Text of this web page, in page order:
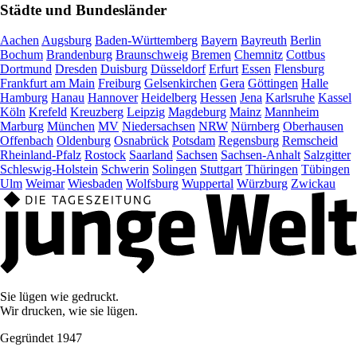
Städte und Bundesländer
Aachen Augsburg Baden-Württemberg Bayern Bayreuth Berlin
Bochum Brandenburg Braunschweig Bremen Chemnitz Cottbus
Dortmund Dresden Duisburg Düsseldorf Erfurt Essen Flensburg
Frankfurt am Main Freiburg Gelsenkirchen Gera Göttingen Halle
Hamburg Hanau Hannover Heidelberg Hessen Jena Karlsruhe Kassel
Köln Krefeld Kreuzberg Leipzig Magdeburg Mainz Mannheim
Marburg München MV Niedersachsen NRW Nürnberg Oberhausen
Offenbach Oldenburg Osnabrück Potsdam Regensburg Remscheid
Rheinland-Pfalz Rostock Saarland Sachsen Sachsen-Anhalt Salzgitter
Schleswig-Holstein Schwerin Solingen Stuttgart Thüringen Tübingen
Ulm Weimar Wiesbaden Wolfsburg Wuppertal Würzburg Zwickau
Sie lügen wie gedruckt.
Wir drucken, wie sie lügen.
Gegründet 1947